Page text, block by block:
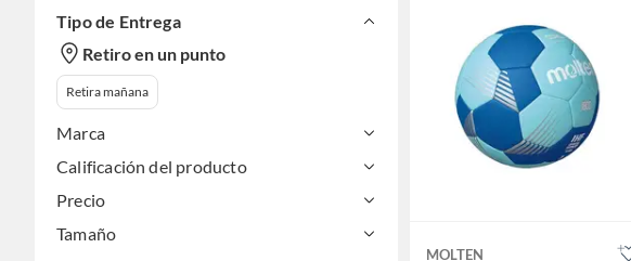
Tipo de Entrega
Retiro en un punto
Retira mañana
Marca
Calificación del producto
Precio
Tamaño
MOLTEN